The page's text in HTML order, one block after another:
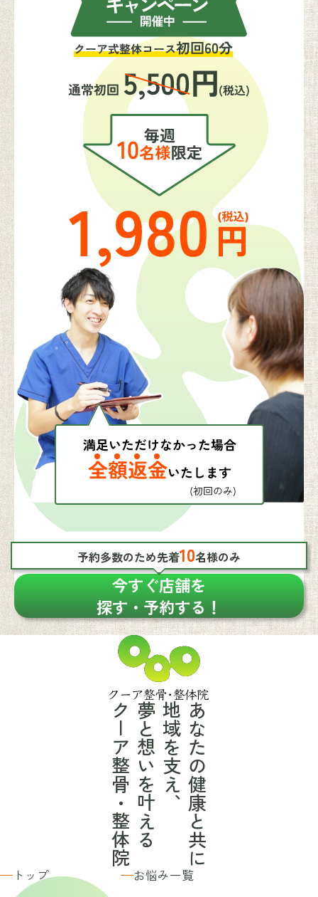
予約多数のため先着10名様のみ
今すぐ店舗を
探す・予約する！
あなたの健康と共に
地域を支え、
夢と想いを叶える
クーア整骨・整体院
トップ お悩み一覧